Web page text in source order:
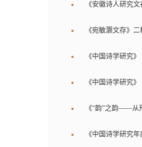
《安徽诗人研究
《宛敏灏文存》二
《中国诗学研究
《中国诗学研究
《“韵”之韵——从
《中国诗学研究